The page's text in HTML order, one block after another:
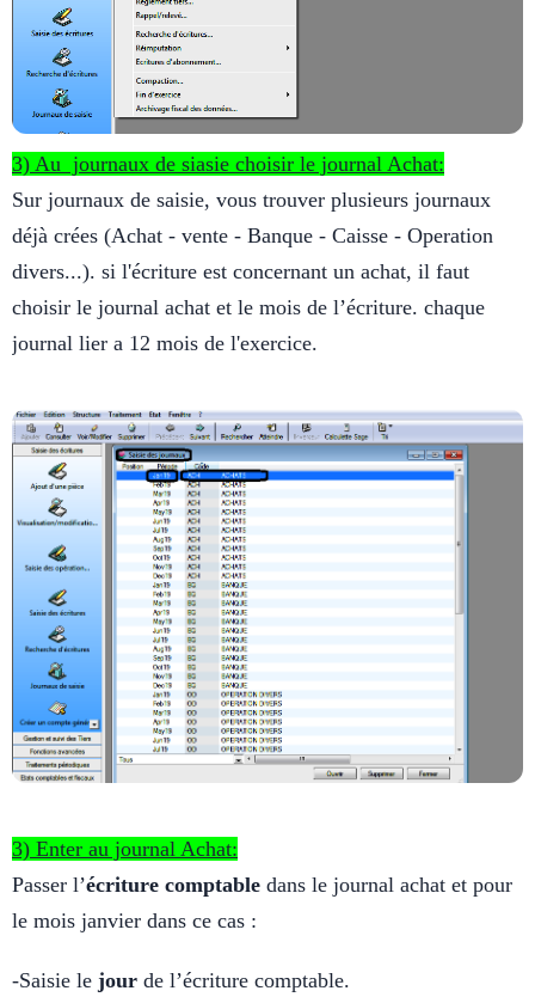
3) Au journaux de siasie choisir le journal Achat:
Sur journaux de saisie, vous trouver plusieurs journaux
déjà crées (Achat - vente - Banque - Caisse - Operation
divers...). si l'écriture est concernant un achat, il faut
choisir le journal achat et le mois de l’écriture. chaque
journal lier a 12 mois de l'exercice.
3) Enter au journal Achat:
Passer l’écriture comptable dans le journal achat et pour
le mois janvier dans ce cas :
-Saisie le jour de l’écriture comptable.